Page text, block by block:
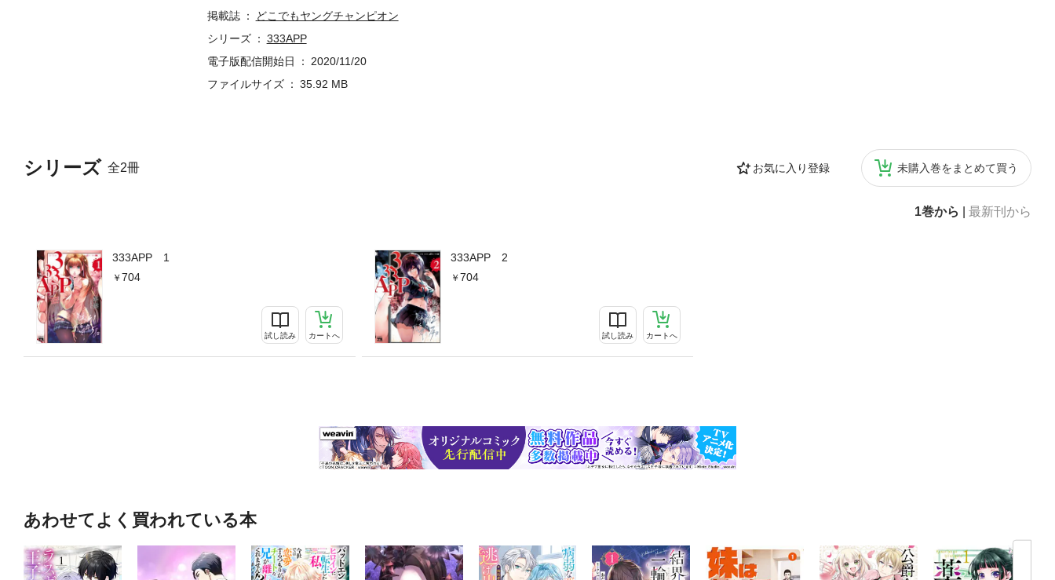
シリーズ 全2冊 お気に入り登録 未購入巻をまとめて買う
1巻から 最新刊から
333APP 1
704
試し読み カートへ
333APP 2
704
試し読み カートへ
掲載誌
どこでもヤングチャンピオン
シリーズ
333APP
電子版配信開始日
2020/11/20
ファイルサイズ
35.92 MB
あわせてよく買われている本